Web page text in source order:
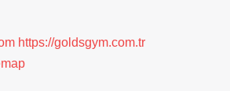
https://goldsgym.com.tr